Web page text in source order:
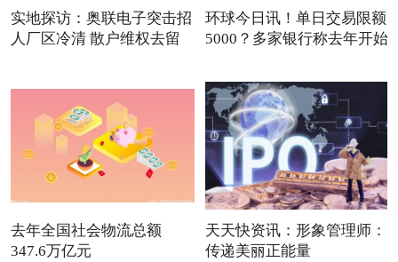
实地探访：奥联电子突击招
人厂区冷清 散户维权去留
环球今日讯！单日交易限额
5000？多家银行称去年开始
去年全国社会物流总额
347.6万亿元
天天快资讯：形象管理师：
传递美丽正能量